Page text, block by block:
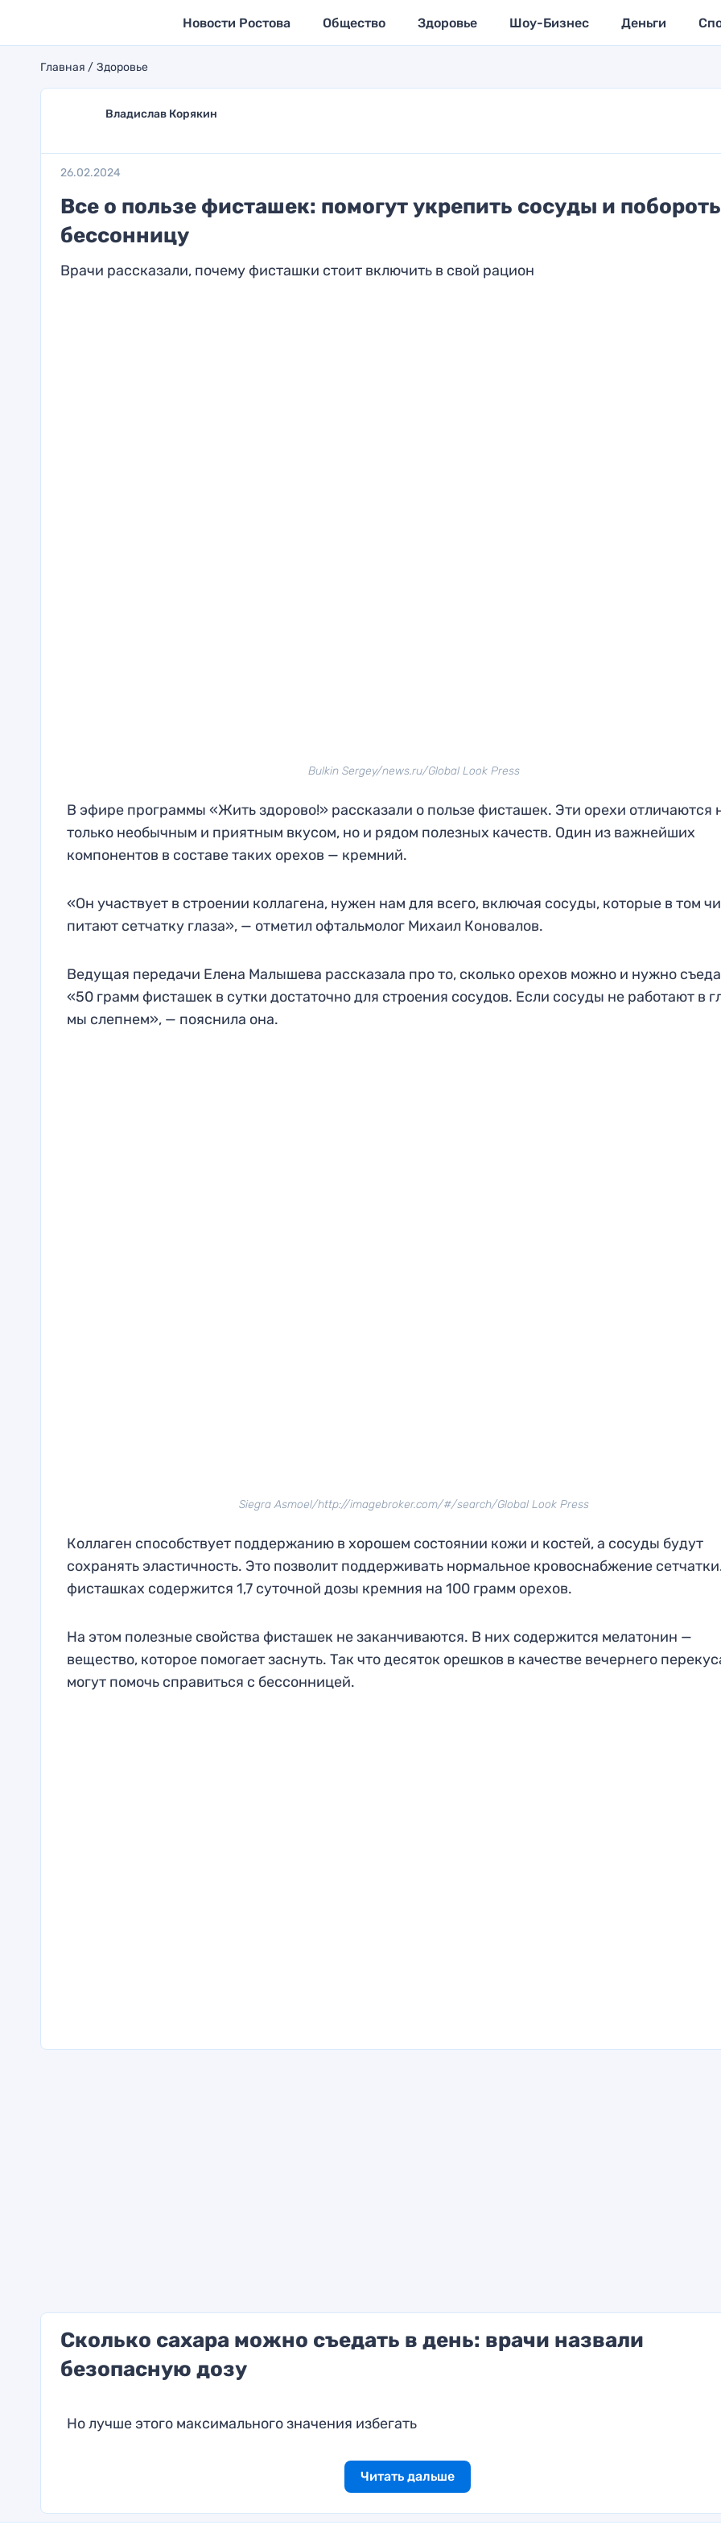
Новости Ростова Общество Здоровье Шоу-Бизнес Деньги
Главная Здоровье
Владислав Корякин
26.02.2024
Все о пользе фисташек: помогут укрепить сосуды и побороть
бессонницу
Врачи рассказали, почему фисташки стоит включить в свой рацион
Bulkin Sergey/news.ru/Global Look Press
В эфире программы «Жить здорово!» рассказали о пользе фисташек. Эти орехи отличаются
только необычным и приятным вкусом, но и рядом полезных качеств. Один из важнейших
компонентов в составе таких орехов — кремний.
«Он участвует в строении коллагена, нужен нам для всего, включая сосуды, которые в том
питают сетчатку глаза», — отметил офтальмолог Михаил Коновалов.
Ведущая передачи Елена Малышева рассказала про то, сколько орехов можно и нужно
«50 грамм фисташек в сутки достаточно для строения сосудов. Если сосуды не работают в
мы слепнем», — пояснила она.
Siegra Asmoel/http://imagebroker.com/#/search/Global Look Press
Коллаген способствует поддержанию в хорошем состоянии кожи и костей, а сосуды будут
сохранять эластичность. Это позволит поддерживать нормальное кровоснабжение
фисташках содержится 1,7 суточной дозы кремния на 100 грамм орехов.
На этом полезные свойства фисташек не заканчиваются. В них содержится мелатонин —
вещество, которое помогает заснуть. Так что десяток орешков в качестве вечернего
могут помочь справиться с бессонницей.
Сколько сахара можно съедать в день: врачи назвали
безопасную дозу
Но лучше этого максимального значения избегать
Читать дальше